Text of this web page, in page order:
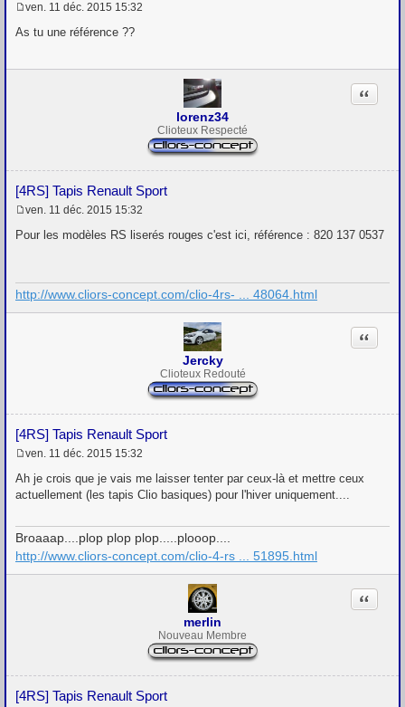
e
a
ven. 11 déc. 2015 15:32
As tu une référence ??
lorenz34
Clioteux Respecté
[4RS] Tapis Renault Sport
Citation
e
g
e
ven. 11 déc. 2015 15:32
Pour les modèles RS liserés rouges c'est ici, référence : 820 137 0537
http://www.cliors-concept.com/clio-4rs- ... 48064.html
Jercky
Clioteux Redouté
[4RS] Tapis Renault Sport
Citation
e
s
s
g
e
ven. 11 déc. 2015 15:32
Ah je crois que je vais me laisser tenter par ceux-là et mettre ceux
actuellement (les tapis Clio basiques) pour l'hiver uniquement....
Broaaap....plop plop plop.....plooop....
http://www.cliors-concept.com/clio-4-rs ... 51895.html
merlin
Nouveau Membre
[4RS] Tapis Renault Sport
Citation